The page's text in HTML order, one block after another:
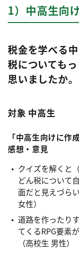
1）中高生向
税金を学べる
税についても
思いましたか。
対象 中高生
「中高生向けに作
感想・意見
クイズを解くと
どん税について
面だと見えづら
女性）
道路を作ったり
てくるRPG要素
（高校生 男性）